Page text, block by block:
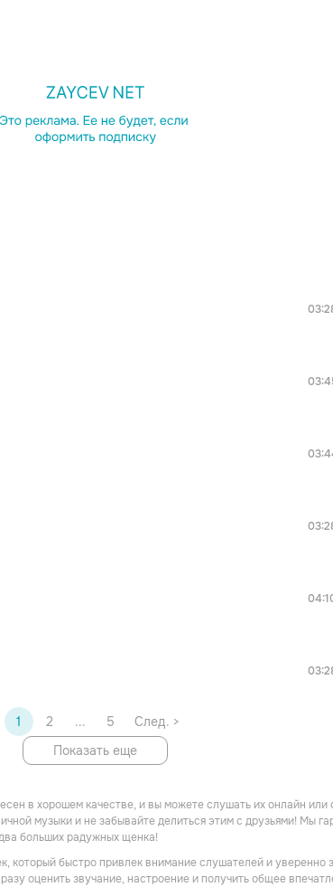
1 2 ... 5
След. >
Показать еще
в хорошем качестве, и вы можете слушать их онлайн
музыки и не забывайте делиться этим с друзьями! Мы
больших радужных щенка!
который быстро привлек внимание слушателей и
оценить звучание, настроение и получить общее